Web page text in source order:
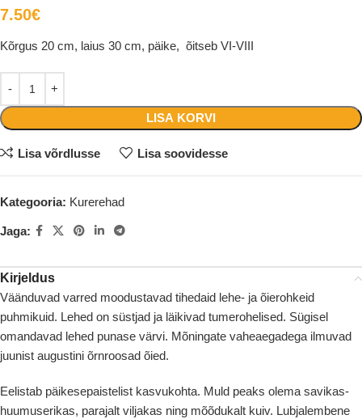
7.50€
Kõrgus 20 cm, laius 30 cm, päike, õitseb VI-VIII
LISA KORVI
Lisa võrdlusse Lisa soovidesse
Kategooria: Kurerehad
Jaga:
Kirjeldus
Väänduvad varred moodustavad tihedaid lehe- ja õierohkeid
puhmikuid. Lehed on süstjad ja läikivad tumerohelised. Sügisel
omandavad lehed punase värvi. Mõningate vaheaegadega ilmuvad
juunist augustini õrnroosad õied.
Eelistab päikesepaistelist kasvukohta. Muld peaks olema savikas-
huumuserikas, parajalt viljakas ning mõõdukalt kuiv. Lubjalembene